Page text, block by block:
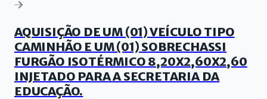
AQUISIÇÃO DE UM (01) VEÍCULO TIPO
CAMINHÃO E UM (01) SOBRECHASSI
FURGÃO ISOTÉRMICO 8,20X2,60X2,60
INJETADO PARA A SECRETARIA DA
EDUCAÇÃO.